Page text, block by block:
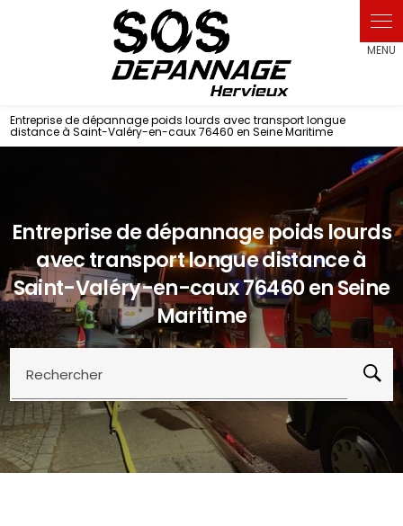
Entreprise de dépannage poids lourds avec transport longue
distance à Saint-Valéry-en-caux 76460 en Seine Maritime
Entreprise de dépannage poids lourds
avec transport longue distance à
Saint-Valéry-en-caux 76460 en Seine
Maritime
Rechercher
Panneau de gestion des cookies